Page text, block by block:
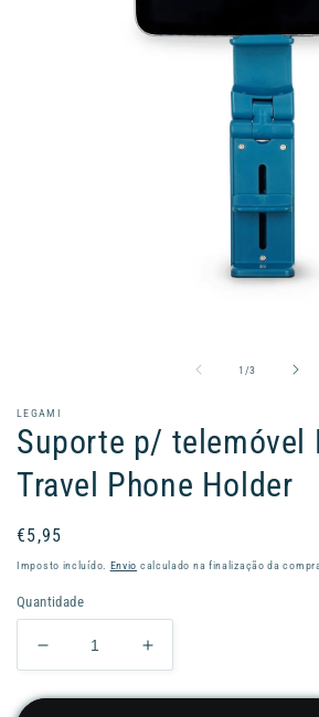
1 /de
3
LEGAMI
Suporte p/ telemóvel
Travel Phone Holder
Preço
normal
€5,95
Imposto incluído. Envio calculado na finalização da compra.
Quantidade
Diminuir
a
quantidade
Aumentar
a
quantidade